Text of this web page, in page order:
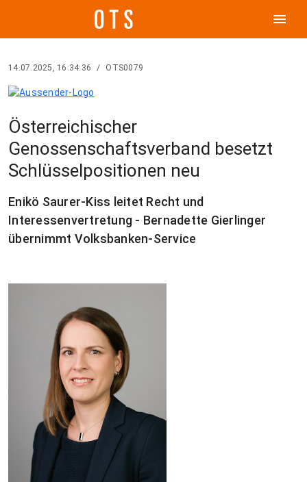
menu
14.07.2025, 16:34:36 / OTS0079
Österreichischer
Genossenschaftsverband besetzt
Schlüsselpositionen neu
Enikö Saurer-Kiss leitet Recht und
Interessenvertretung - Bernadette Gierlinger
übernimmt Volksbanken-Service